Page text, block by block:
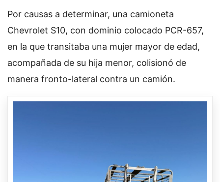
Por causas a determinar, una camioneta
Chevrolet S10, con dominio colocado PCR-657,
en la que transitaba una mujer mayor de edad,
acompañada de su hija menor, colisionó de
manera fronto-lateral contra un camión.